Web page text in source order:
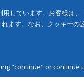
しています。お客様は
ます。なお、クッキーの
"continue" or continue